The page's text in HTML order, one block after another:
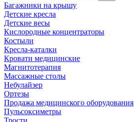
Багажники на крышу
Детские кресла
Детские весы
Кислородные концентраторы
Костыли
Кресла-каталки
Кровати медицинские
Магнитотерапия
Массажные столы
Небулайзер
Ортезы
Продажа медицинского оборудования
Пульсоксиметры
Трости